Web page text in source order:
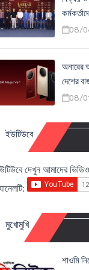
08/
অনারের
দেশের
08/
ইউটিউবে
দেখুন আমাদের
মুখোমুখি
শাওমি